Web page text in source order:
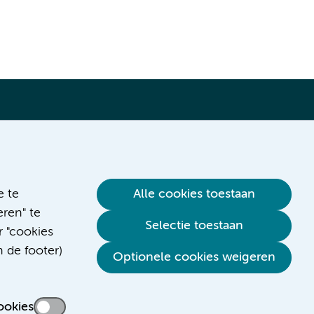
te
te
"cookies
de footer)
Alle cookies toestaan
Selectie toestaan
Optionele cookies weigeren